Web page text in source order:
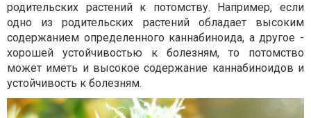
родительских растений к потомству. Например, если
одно из родительских растений обладает высоким
содержанием определенного каннабиноида, а другое -
хорошей устойчивостью к болезням, то потомство
может иметь и высокое содержание каннабиноидов и
устойчивость к болезням.